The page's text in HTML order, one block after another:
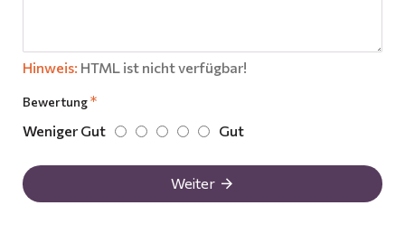
Hinweis: HTML ist nicht verfügbar!
Bewertung
Weniger Gut Gut
Weiter